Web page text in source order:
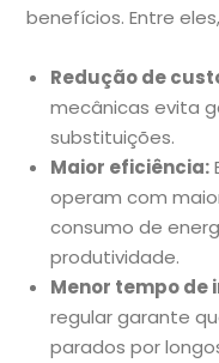
benefícios. Entre
Redução de
mecânicas evita
substituições.
Maior eficiência:
operam com
consumo de
produtividade.
Menor tempo de
regular garante
parados por